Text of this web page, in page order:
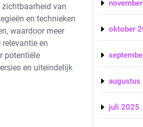
van
en technieken
waardoor meer
en
potentiële
en uiteindelijk
oktober
augustus
juli 2025